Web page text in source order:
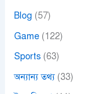
Blog (57)
Game(122)
Sports(63)
অন্যান্য তথ্য(33)